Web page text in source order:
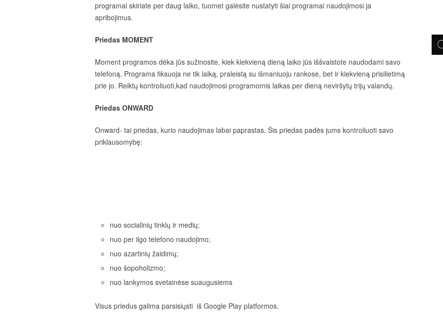
programai skiriate per daug laiko, tuomet galėsite nustatyti šiai programai naudojimosi ja
apribojimus.
Priedas MOMENT
Moment programos dėka jūs sužinosite, kiek kiekvieną dieną laiko jūs iššvaistote naudodami savo
telefoną. Programa fiksuoja ne tik laiką, praleistą su išmaniuoju rankose, bet ir kiekvieną prisilietimą
prie jo. Reiktų kontroliuoti,kad naudojimosi programomis laikas per dieną neviršytų trijų valandų.
Priedas ONWARD
Onward- tai priedas, kurio naudojimas labai paprastas. Šis priedas padės jums kontroliuoti savo
priklausomybę:
nuo socialinių tinklų ir medių;
nuo per ilgo telefono naudojimo;
nuo azartinių žaidimų;
nuo šopoholizmo;
nuo lankymos svetainėse suaugusiems
Visus priedus galima parsisiųsti iš Google Play platformos.